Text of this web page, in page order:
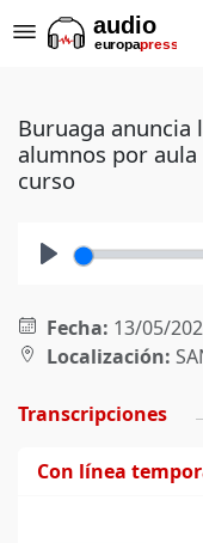
Buruaga anuncia
alumnos por
curso
Fecha: 13/05/
Localización:
Transcripciones
Con línea